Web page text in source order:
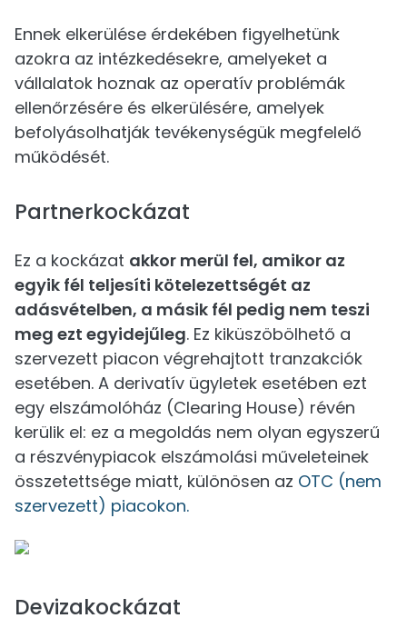
Ennek elkerülése érdekében figyelhetünk
azokra az intézkedésekre, amelyeket a
vállalatok hoznak az operatív problémák
ellenőrzésére és elkerülésére, amelyek
befolyásolhatják tevékenységük megfelelő
működését.
Partnerkockázat
Ez a kockázat akkor merül fel, amikor az
egyik fél teljesíti kötelezettségét az
adásvételben, a másik fél pedig nem teszi
meg ezt egyidejűleg. Ez kiküszöbölhető a
szervezett piacon végrehajtott tranzakciók
esetében. A derivatív ügyletek esetében ezt
egy elszámolóház (Clearing House) révén
kerülik el: ez a megoldás nem olyan egyszerű
a részvénypiacok elszámolási műveleteinek
összetettsége miatt, különösen az OTC (nem
szervezett) piacokon.
Devizakockázat